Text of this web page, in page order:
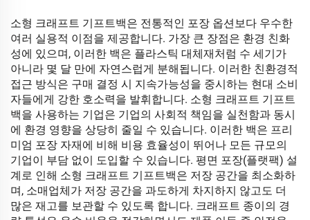
소형 크래프트 기프트백은 전통적인 포장 옵션보다 우수한
여러 실용적 이점을 제공합니다. 가장 큰 장점은 환경 친화
성에 있으며, 이러한 백은 플라스틱 대체재처럼 수 세기가
아니라 몇 달 만에 자연스럽게 분해됩니다. 이러한 친환경적
접근 방식은 구매 결정 시 지속가능성을 중시하는 현대 소비
자들에게 강한 호소력을 발휘합니다. 소형 크래프트 기프트
백을 사용하는 기업은 기업의 사회적 책임을 실천함과 동시
에 환경 영향을 상당히 줄일 수 있습니다. 이러한 백은 프리
미엄 포장 자재에 비해 비용 효율성이 뛰어나 모든 규모의
기업이 부담 없이 도입할 수 있습니다. 평면 포장(플랫팩) 설
계로 인해 소형 크래프트 기프트백은 저장 공간을 최소화하
며, 소매업체가 저장 공간을 과도하게 차지하지 않고도 더
많은 재고를 보관할 수 있도록 합니다. 크래프트 종이의 경